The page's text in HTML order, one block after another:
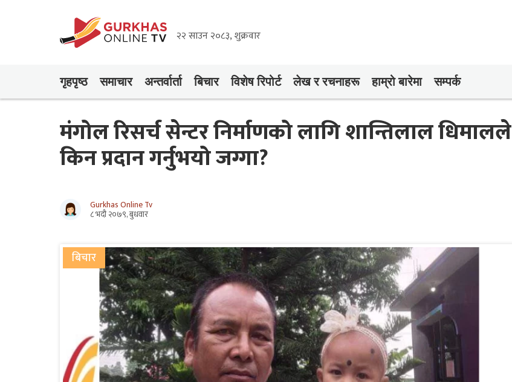
२२ साउन २०८३, शुक्रवार
गृहपृष्‍ठ समाचार अन्तर्वार्ता बिचार विशेष रिपोर्ट लेख र रचनाहरू हाम्रो बारेमा सम्पर्क
मंगोल रिसर्च सेन्टर निर्माणको लागि शान्तिलाल धिमालले
किन प्रदान गर्नुभयो जग्गा?
Gurkhas Online Tv
८ भदौ २०७९, बुधवार
बिचार